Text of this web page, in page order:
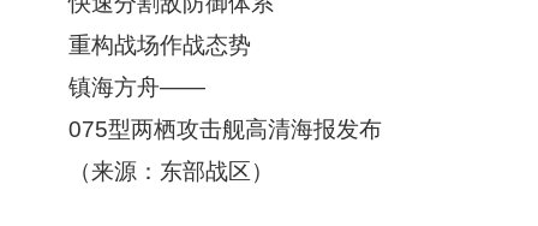
重构战场作战态势
镇海方舟——
075型两栖攻击舰高清海报发布
（来源：东部战区）